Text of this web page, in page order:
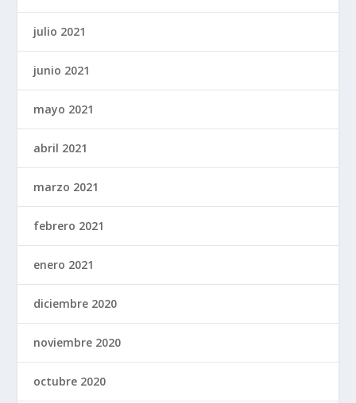
julio 2021
junio 2021
mayo 2021
abril 2021
marzo 2021
febrero 2021
enero 2021
diciembre 2020
noviembre 2020
octubre 2020